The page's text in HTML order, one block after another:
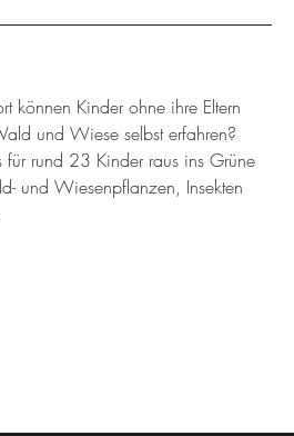
können Kinder ohne ihre Eltern
und Wiese selbst erfahren?
rund 23 Kinder raus ins Grüne
und Wiesenpflanzen, Insekten